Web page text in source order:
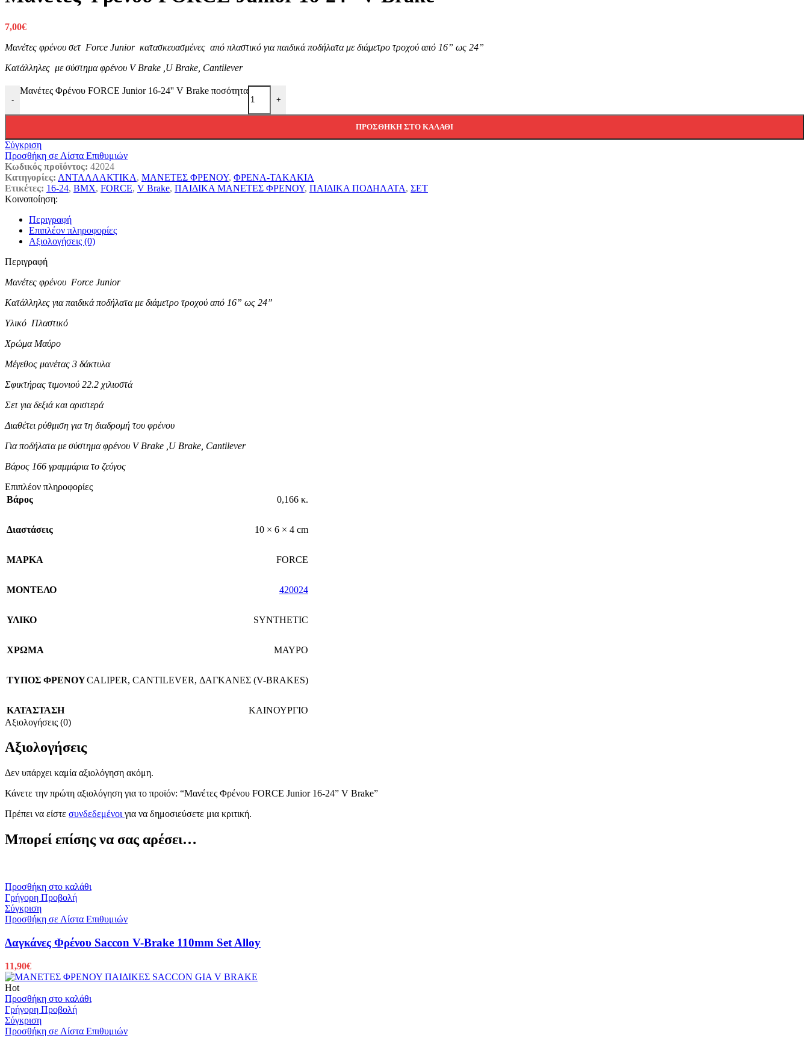
7,00€
Μανέτες φρένου σετ Force Junior κατασκευασμένες από πλαστικό για παιδικά ποδήλατα με διάμετρο τροχού από 16” ως 24”
Κατάλληλες με σύστημα φρένου V Brake ,U Brake, Cantilever
-
Μανέτες Φρένου FORCE Junior 16-24'' V Brake ποσότητα
+
ΠΡΟΣΘΉΚΗ ΣΤΟ ΚΑΛΆΘΙ
Σύγκριση
Προσθήκη σε Λίστα Επιθυμιών
Κωδικός προϊόντος: 42024
Κατηγορίες: ΑΝΤΑΛΛΑΚΤΙΚΑ, ΜΑΝΕΤΕΣ ΦΡΕΝΟΥ, ΦΡΕΝΑ-TAKAKIA
Ετικέτες: 16-24, BMX, FORCE, V Brake, ΠΑΙΔΙΚΑ ΜΑΝΕΤΕΣ ΦΡΕΝΟΥ, ΠΑΙΔΙΚΑ ΠΟΔΗΛΑΤΑ, ΣΕΤ
Κοινοποίηση:
Περιγραφή
Επιπλέον πληροφορίες
Αξιολογήσεις (0)
Περιγραφή
Μανέτες φρένου Force Junior
Κατάλληλες για παιδικά ποδήλατα με διάμετρο τροχού από 16” ως 24”
Υλικό Πλαστικό
Χρώμα Μαύρο
Μέγεθος μανέτας 3 δάκτυλα
Σφικτήρας τιμονιού 22.2 χιλιοστά
Σετ για δεξιά και αριστερά
Διαθέτει ρύθμιση για τη διαδρομή του φρένου
Για ποδήλατα με σύστημα φρένου V Brake ,U Brake, Cantilever
Βάρος 166 γραμμάρια το ζεύγος
Επιπλέον πληροφορίες
Βάρος
0,166 κ.
Διαστάσεις 10 × 6 × 4 cm
ΜΑΡΚΑ FORCE
ΜΟΝΤΕΛΟ 420024
ΥΛΙΚΟ SYNTHETIC
ΧΡΩΜΑ ΜΑΥΡΟ
TΥΠΟΣ ΦΡΕΝΟΥCALIPER, CANTILEVER, ΔΑΓΚΑΝΕΣ (V-BRAKES)
ΚΑΤΑΣΤΑΣΗ
ΚΑΙΝΟΥΡΓΙΟ
Αξιολογήσεις (0)
Αξιολογήσεις
Δεν υπάρχει καμία αξιολόγηση ακόμη.
Κάνετε την πρώτη αξιολόγηση για το προϊόν: “Μανέτες Φρένου FORCE Junior 16-24” V Brake”
Πρέπει να είστε συνδεδεμένοι για να δημοσιεύσετε μια κριτική.
Μπορεί επίσης να σας αρέσει…
Προσθήκη στο καλάθι
Γρήγορη Προβολή
Σύγκριση
Προσθήκη σε Λίστα Επιθυμιών
Δαγκάνες Φρένου Saccon V-Brake 110mm Set Alloy
11,90€
Hot
Προσθήκη στο καλάθι
Γρήγορη Προβολή
Σύγκριση
Προσθήκη σε Λίστα Επιθυμιών